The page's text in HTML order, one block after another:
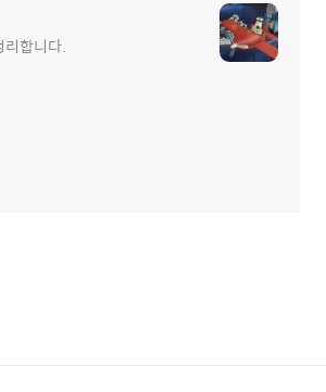
리합니다.